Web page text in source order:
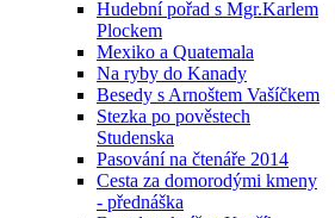
Hudební pořad s Mgr.Karlem
Plockem
Mexiko a Quatemala
Na ryby do Kanady
Besedy s Arnoštem Vašíčkem
Stezka po pověstech
Studenska
Pasování na čtenáře 2014
Cesta za domorodými kmeny
- přednáška